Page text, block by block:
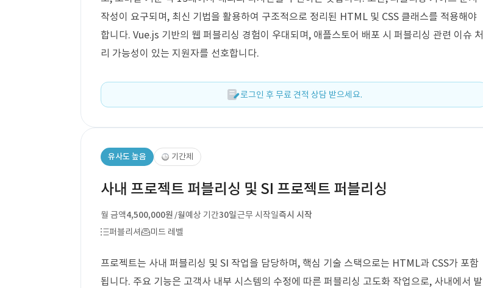
작성이 요구되며, 최신 기법을 활용하여 구조적으로 정리된 HTML 및 CSS 클래스를 적용해야
합니다. Vue.js 기반의 웹 퍼블리싱 경험이 우대되며, 애플스토어 배포 시 퍼블리싱 관련 이슈 처
리 가능성이 있는 지원자를 선호합니다.
로그인 후 무료 견적 상담 받으세요.
유사도 높음 기간제
사내 프로젝트 퍼블리싱 및 SI 프로젝트 퍼블리싱
월 금액4,500,000원 /월예상 기간30일근무 시작일즉시 시작
퍼블리셔
미드 레벨
프로젝트는 사내 퍼블리싱 및 SI 작업을 담당하며, 핵심 기술 스택으로는 HTML과 CSS가 포함
됩니다. 주요 기능은 고객사 내부 시스템의 수정에 따른 퍼블리싱 고도화 작업으로, 사내에서 발